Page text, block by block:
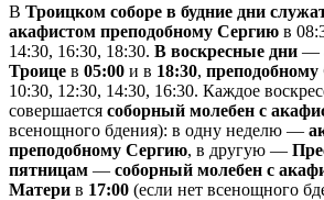
В Троицком соборе в будние дни
акафистом преподобному Сергию в
14:30, 16:30, 18:30. В воскресные дни —
Троице в 05:00 и в 18:30,
10:30, 12:30, 14:30, 16:30. Каждое
совершается соборный молебен с
всенощного бдения): в одну неделю —
преподобному Сергию, в другую —
пятницам — соборный молебен с
Матери в 17:00 (если нет всенощного